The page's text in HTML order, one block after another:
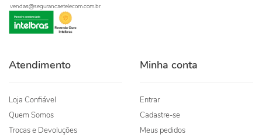
vendas@segurancaetelecom.com.br
Atendimento
Loja Confiável
Quem Somos
Trocas e Devoluções
Minha conta
Entrar
Cadastre-se
Meus pedidos